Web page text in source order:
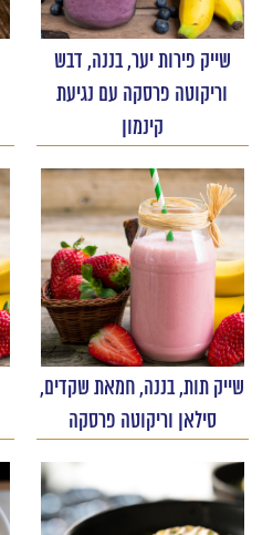
שייק פירות יער, בננה, דבש
וריקוטה פרסקה עם נגיעת
קינמון
שייק תות, בננה, חמאת שקדים,
סילאן וריקוטה פרסקה